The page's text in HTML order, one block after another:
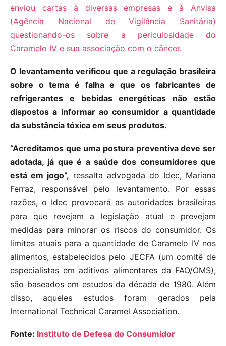
enviou cartas à diversas empresas e à Anvisa
(Agência Nacional de Vigilância Sanitária)
questionando-os sobre a periculosidade do
Caramelo IV e sua associação com o câncer.
O levantamento verificou que a regulação brasileira
sobre o tema é falha e que os fabricantes de
refrigerantes e bebidas energéticas não estão
dispostos a informar ao consumidor a quantidade
da substância tóxica em seus produtos.
“Acreditamos que uma postura preventiva deve ser
adotada, já que é a saúde dos consumidores que
está em jogo”, ressalta advogada do Idec, Mariana
Ferraz, responsável pelo levantamento. Por essas
razões, o Idec provocará as autoridades brasileiras
para que revejam a legislação atual e prevejam
medidas para minorar os riscos do consumidor. Os
limites atuais para a quantidade de Caramelo IV nos
alimentos, estabelecidos pelo JECFA (um comitê de
especialistas em aditivos alimentares da FAO/OMS),
são baseados em estudos da década de 1980. Além
disso, aqueles estudos foram gerados pela
International Technical Caramel Association.
Fonte: Instituto de Defesa do Consumidor